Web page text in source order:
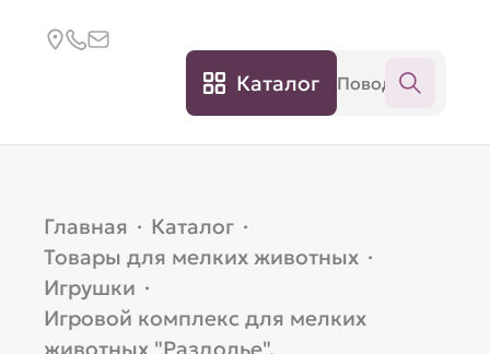
Каталог
Главная · Каталог ·
Товары для мелких животных ·
Игрушки ·
Игровой комплекс для мелких
животных "Раздолье",